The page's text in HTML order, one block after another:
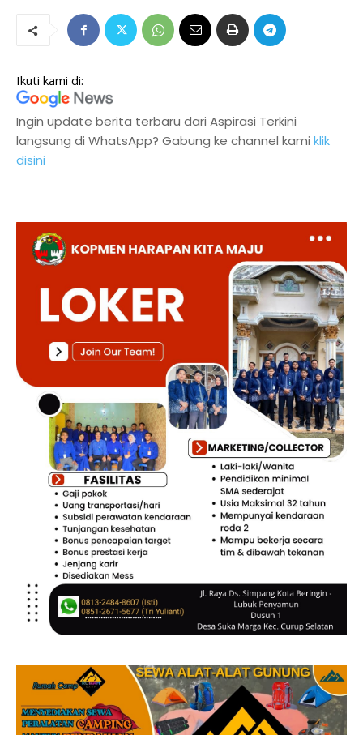
Ikuti kami di:
Ingin update berita terbaru dari Aspirasi Terkini
langsung di WhatsApp? Gabung ke channel kami klik
disini